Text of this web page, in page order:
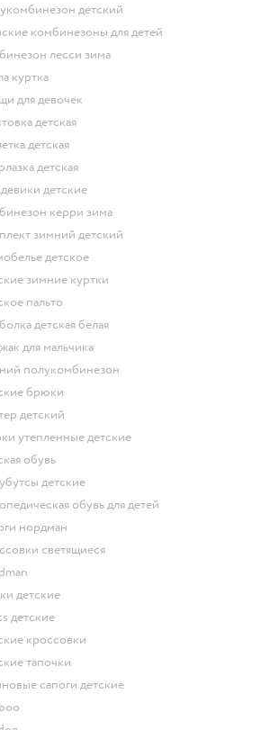
детский
комбинезоны для детей
лесси зима
куртка
для девочек
детская
детская
детская
детские
керри зима
зимний детский
детское
зимние куртки
пальто
детская белая
для мальчика
полукомбинезон
брюки
детский
утепленные детские
обувь
детские
обувь для детей
нордман
светящиеся
детские
детские
кроссовки
тапочки
сапоги детские